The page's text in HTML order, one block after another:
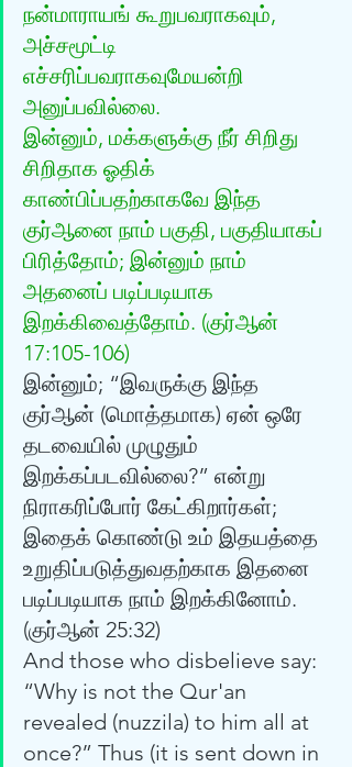
நன்மாராயங் கூறுபவராகவும்,
அச்சமூட்டி
எச்சரிப்பவராகவுமேயன்றி
அனுப்பவில்லை.
இன்னும், மக்களுக்கு நீர் சிறிது
சிறிதாக ஓதிக்
காண்பிப்பதற்காகவே இந்த
குர்ஆனை நாம் பகுதி, பகுதியாகப்
பிரித்தோம்; இன்னும் நாம்
அதனைப் படிப்படியாக
இறக்கிவைத்தோம். (குர்‍ஆன்
17:105-106)
இன்னும்; “இவருக்கு இந்த
குர்ஆன் (மொத்தமாக) ஏன் ஒரே
தடவையில் முழுதும்
இறக்கப்படவில்லை?” என்று
நிராகரிப்போர் கேட்கிறார்கள்;
இதைக் கொண்டு உம் இதயத்தை
உறுதிப்படுத்துவதற்காக இதனை
படிப்படியாக நாம் இறக்கினோம்.
(குர்‍ஆன் 25:32)
And those who disbelieve say:
“Why is not the Qur'an
revealed (nuzzila) to him all at
once?” Thus (it is sent down in